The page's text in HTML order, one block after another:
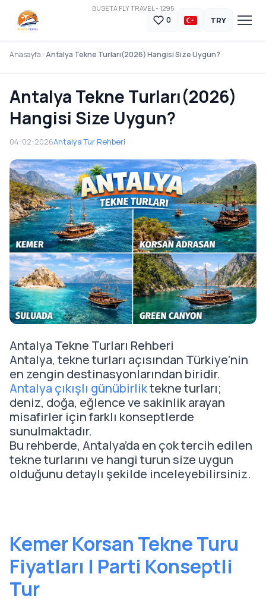
BUSETA FLY TRAVEL - 1295
0 TRY
Anasayfa Antalya Tekne Turları(2026) Hangisi Size Uygun?
Antalya Tekne Turları(2026)
Hangisi Size Uygun?
04-02-2026Antalya Tur Rehberi
Antalya Tekne Turları Rehberi
Antalya, tekne turları açısından Türkiye’nin
en zengin destinasyonlarından biridir.
Antalya çıkışlı günübirliktekne turları;
deniz, doğa, eğlence ve sakinlik arayan
misafirler için farklı konseptlerde
sunulmaktadır.
Bu rehberde, Antalya’da en çok tercih edilen
tekne turlarını ve hangi turun size uygun
olduğunu detaylı şekilde inceleyebilirsiniz.
Kemer Korsan Tekne Turu
Fiyatları | Parti Konseptli
Tur